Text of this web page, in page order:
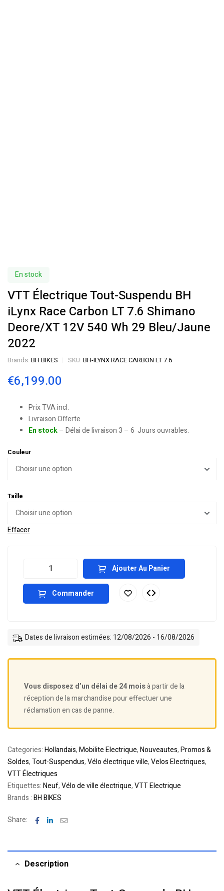
En stock
VTT Électrique Tout-Suspendu BH
iLynx Race Carbon LT 7.6 Shimano
Deore/XT 12V 540 Wh 29 Bleu/Jaune
2022
Brands: BH BIKES SKU: BH-ILYNX RACE CARBON LT 7.6
€6,199.00
Prix TVA incl.
Livraison Offerte
En stock– Délai de livraison 3 – 6 Jours ouvrables.
Couleur
Taille
Effacer
Ajouter Au Panier
Commander
Dates de livraison estimées: 12/08/2026 - 16/08/2026
Vous disposez d’un délai de 24 moisà partir de la
réception de la marchandise pour effectuer une
réclamation en cas de panne.
Categories:Hollandais,Mobilite Electrique,Nouveautes,Promos &
Soldes,Tout-Suspendus,Vélo électrique ville,Velos Electriques,
VTT Électriques
Etiquettes:Neuf,Vélo de ville électrique,VTT Electrique
Brands :BH BIKES
Share: Facebook
LinkedinEmail
Description